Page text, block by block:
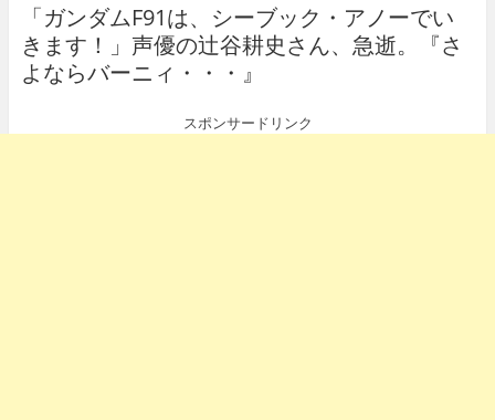
「ガンダムF91は、シーブック・アノーでい
きます！」声優の辻谷耕史さん、急逝。『さ
よならバーニィ・・・』
スポンサードリンク